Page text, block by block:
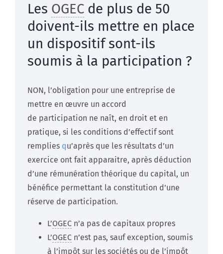
Les OGEC de plus de 50
doivent-ils mettre en place
un dispositif sont-ils
soumis à la participation ?
NON, l’obligation pour une entreprise de
mettre en œuvre un accord
de participation ne naît, en droit et en
pratique, si les conditions d’effectif sont
remplies qu’après que les résultats d’un
exercice ont fait apparaitre, après déduction
d’une rémunération théorique du capital, un
bénéfice permettant la constitution d’une
réserve de participation.
L’OGEC n’a pas de capitaux propres
L’OGEC n’est pas, sauf exception, soumis
à l’impôt sur les sociétés ou de l’impôt